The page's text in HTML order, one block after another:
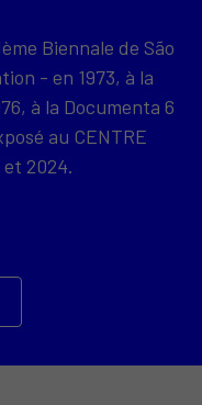
Biennale de São
- en 1973, à la
à la Documenta 6
au CENTRE
et 2024.